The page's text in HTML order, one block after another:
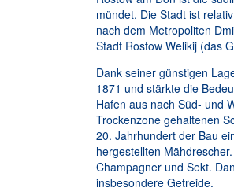
mündet. Die Stadt ist
nach dem Metropoliten
Stadt Rostow Welikij (das
Dank seiner günstigen
1871 und stärkte die
Hafen aus nach Süd- und
Trockenzone gehaltenen
20. Jahrhundert der Bau
hergestellten
Champagner und Sekt.
insbesondere Getreide.